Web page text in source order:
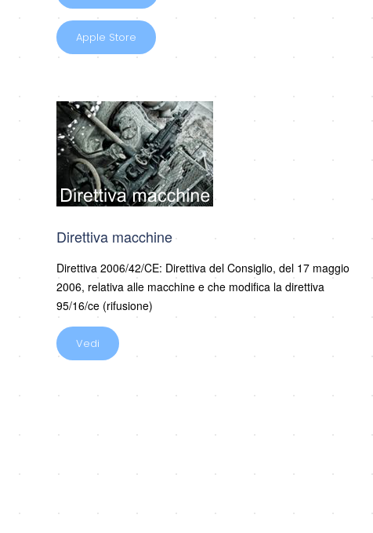
Apple Store
Direttiva macchine
Direttiva 2006/42/CE: Direttiva del Consiglio, del 17 maggio
2006, relativa alle macchine e che modifica la direttiva
95/16/ce (rifusione)
Vedi